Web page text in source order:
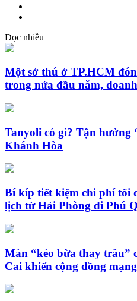
Đọc nhiều
Một sở thú ở TP.HCM
trong nửa đầu năm,
Tanyoli có gì? Tận hưởng
Khánh Hòa
Bí kíp tiết kiệm chi phí tối
lịch từ Hải Phòng đi Phú
Màn “kéo bừa thay trâu”
Cai khiến cộng đồng